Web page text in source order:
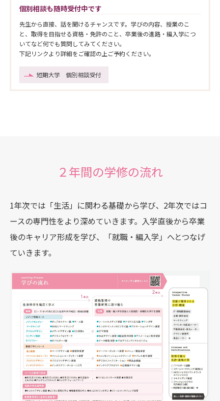
個別相談も随時受付中です
先生から直接、話を聞けるチャンスです。学びの内容、授業のこ
と、取得を目指せる資格・免許のこと、卒業後の進路・編入学につ
いてなど何でも質問してみてください。
下記リンクより詳細をご確認の上ご予約ください。
短期大学 個別相談受付
２年間の学修の流れ
1年次では「生活」に関わる基礎から学び、2年次ではコ
ースの専門性をより深めていきます。入学直後から卒業
後のキャリア形成を学び、「就職・編入学」へとつなげ
ていきます。